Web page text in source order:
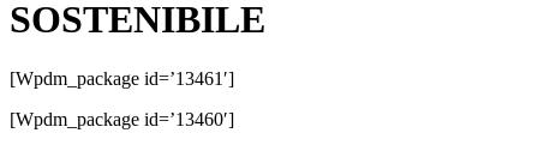
SOSTENIBILE
[wpdm_package id=’13461′]
[wpdm_package id=’13460′]